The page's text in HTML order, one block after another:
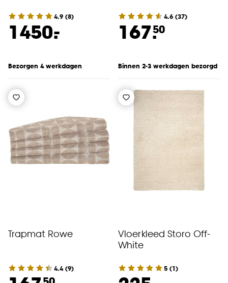
4.9 (8)
1450.
-
Bezorgen 4 werkdagen
4.6 (37)
167.50
Binnen 2-3 werkdagen bezorgd
Trapmat Rowe
4.4(9)
Vloerkleed Storo Off-
White
5 (1)